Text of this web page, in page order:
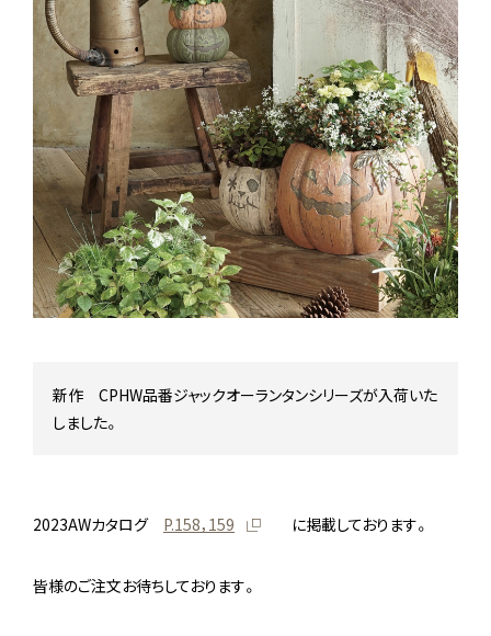
Stock status
在庫/商品情報
Instagram
新作 CPHW品番ジャックオーランタンシリーズが入荷いた
しました。
2023AWカタログ P.158，159 に掲載しております。
皆様のご注文お待ちしております。